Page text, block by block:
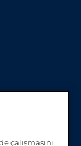
çalışmasını